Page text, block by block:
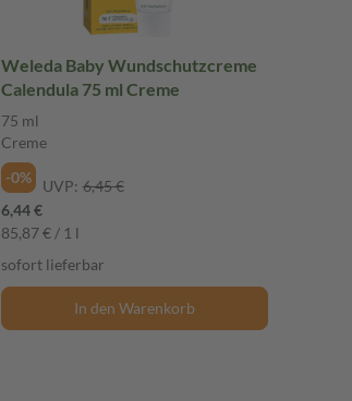
Weleda Baby Wundschutzcreme
Calendula 75 ml Creme
75 ml
Creme
-0%
UVP: 6,45 €
6,44 €
85,87 € / 1 l
sofort lieferbar
In den Warenkorb